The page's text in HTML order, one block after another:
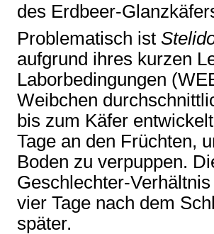
des Erdbeer-
Problematisch ist
aufgrund ihres kurzen
Laborbedingungen
Weibchen
bis zum Käfer
Tage an den Früchten,
Boden zu verpuppen.
Geschlechter-
vier Tage nach dem
später.